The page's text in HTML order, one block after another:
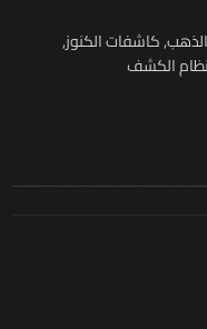
,كاشفات الكنوز,
نظام الكشف